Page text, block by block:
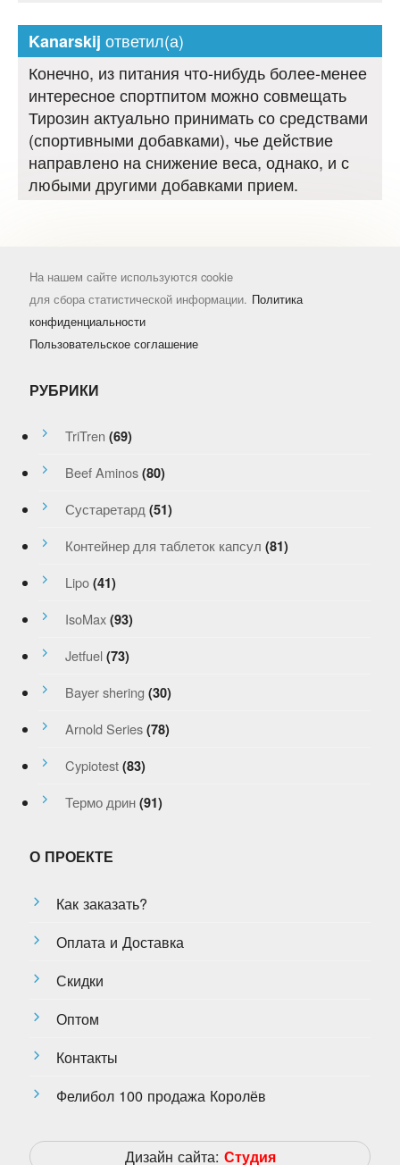
Kanarskij ответил(а)
Конечно, из питания что-нибудь более-менее
интересное спортпитом можно совмещать
Тирозин актуально принимать со средствами
(спортивными добавками), чье действие
направлено на снижение веса, однако, и с
любыми другими добавками прием.
На нашем сайте используются cookie
для сбора статистической информации. Политика
конфиденциальности
Пользовательское соглашение
РУБРИКИ
TriTren (69)
Beef Aminos (80)
Сустаретард (51)
Контейнер для таблеток капсул (81)
Lipo (41)
IsoMax (93)
Jetfuel (73)
Bayer shering (30)
Arnold Series (78)
Cypiotest (83)
Термо дрин (91)
О ПРОЕКТЕ
Как заказать?
Оплата и Доставка
Скидки
Оптом
Контакты
Фелибол 100 продажа Королёв
Дизайн сайта: Студия